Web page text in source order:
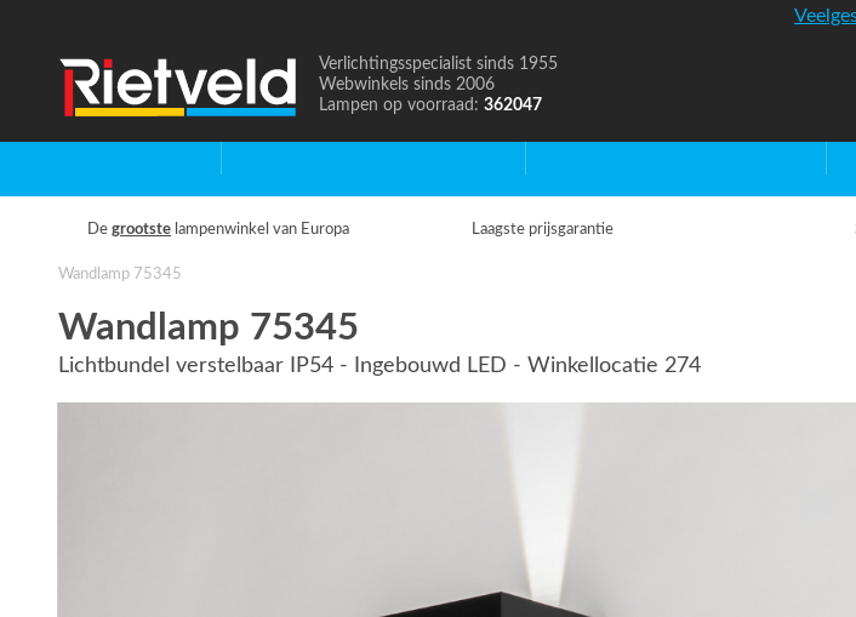
Naar
de
Verlichtingsspecialist sinds 1955
Webwinkels sinds 2006
Lampen op voorraad: 362047
De grootste lampenwinkel van Europa Laagste prijsgarantie
Wandlamp 75345
Wandlamp 75345
Lichtbundel verstelbaar IP54 - Ingebouwd LED - Winkellocatie 274